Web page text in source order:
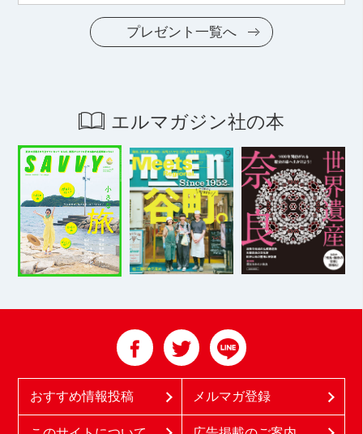
プレゼント一覧へ
エルマガジン社の本
おすすめ情報投稿 メルマガ登録